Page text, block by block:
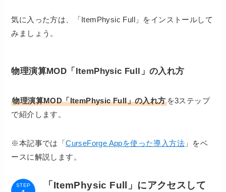
気に入った方は、「ItemPhysic Full」をインストールして
みましょう。
物理演算MOD「ItemPhysic Full」の入れ方
物理演算MOD「ItemPhysic Full」の入れ方を3ステップ
で紹介します。
※本記事では「CurseForge Appを使った導入方法 」をベ
ースに解説します。
STEP
「ItemPhysic Full」にアクセスして